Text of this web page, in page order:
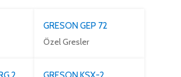
GRESON GEP 72
Özel Gresler